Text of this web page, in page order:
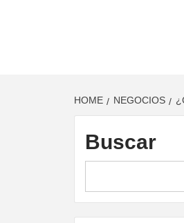
HOME NEGOCIOS
Buscar